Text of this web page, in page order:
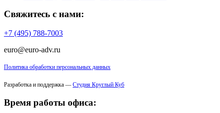
Свяжитесь с нами:
+7 (495) 788-7003
euro@euro-adv.ru
Политика обработки персональных данных
Разработка и поддержка — Студия Круглый Куб
Время работы офиса: